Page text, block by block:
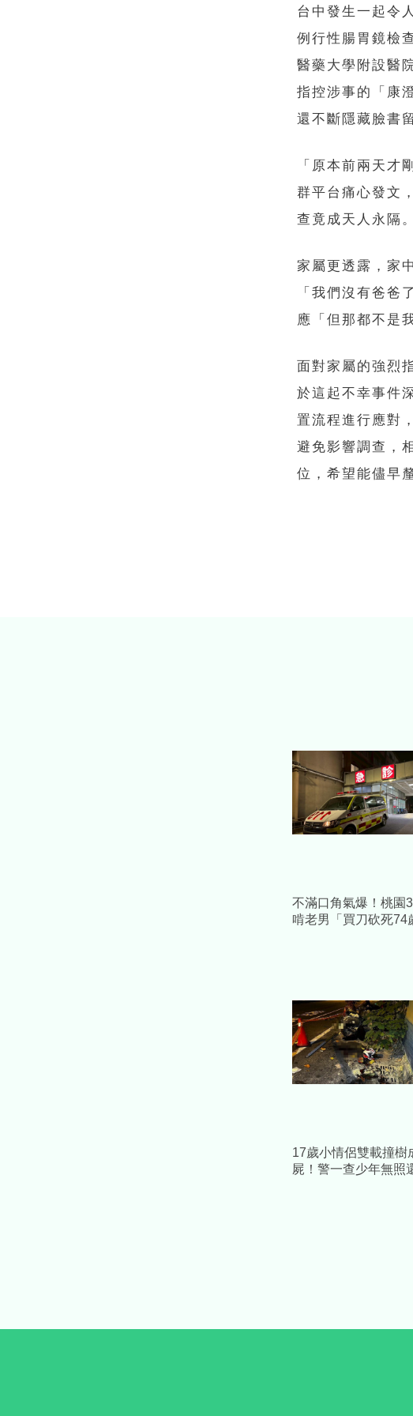
台中發生一起令
例行性腸胃鏡檢
醫藥大學附設醫
指控涉事的「康
還不斷隱藏臉書
「原本前兩天才
群平台痛心發文
查竟成天人永隔。
家屬更透露，家
「我們沒有爸爸
應「但那都不是
面對家屬的強烈
於這起不幸事件
置流程進行應對
避免影響調查，
位，希望能儘早
不滿口角氣爆！桃園
啃老男「買刀砍死74
17歲小情侶雙載撞樹
屍！警一查少年無照